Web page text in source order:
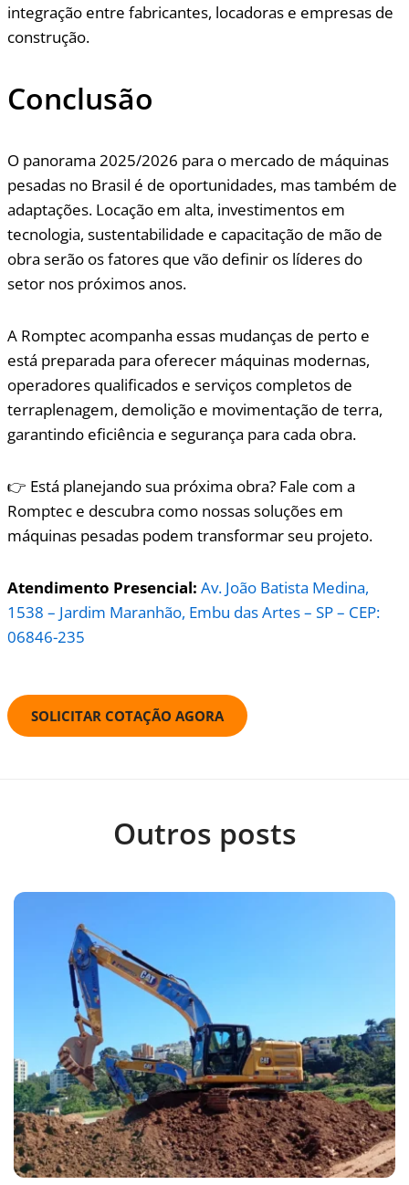
integração entre fabricantes, locadoras e empresas de
construção.
Conclusão
O panorama 2025/2026 para o mercado de máquinas
pesadas no Brasil é de oportunidades, mas também de
adaptações. Locação em alta, investimentos em
tecnologia, sustentabilidade e capacitação de mão de
obra serão os fatores que vão definir os líderes do
setor nos próximos anos.
A Romptec acompanha essas mudanças de perto e
está preparada para oferecer máquinas modernas,
operadores qualificados e serviços completos de
terraplenagem, demolição e movimentação de terra,
garantindo eficiência e segurança para cada obra.
👉 Está planejando sua próxima obra? Fale com a
Romptec e descubra como nossas soluções em
máquinas pesadas podem transformar seu projeto.
Atendimento Presencial: Av. João Batista Medina,
1538 – Jardim Maranhão, Embu das Artes – SP – CEP:
06846-235
SOLICITAR COTAÇÃO AGORA
Outros posts